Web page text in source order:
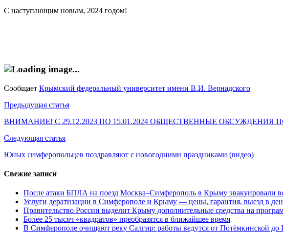
С наступающим новым, 2024 годом!
Сообщает Крымский федеральный университет имени В.И. Вернадского
Навигация
по
записям
Предыдущая статья
ВНИМАНИЕ! С 29.12.2023 ПО 15.01.2024 ОБЩЕСТВЕННЫЕ
Следующая статья
Юных симферопольцев поздравляют с новогодними праздниками (видео)
Свежие записи
После атаки БПЛА на поезд Москва–Симферополь в Крыму эвакуировали
Услуги дератизации в Симферополе и Крыму — цены, гарантия, выезд в
Правительство России выделит Крыму дополнительные средства на
Более 25 тысяч «квадратов» преобразятся в ближайшее время
В Симферополе очищают реку Салгир: работы ведутся от Потёмкинской до